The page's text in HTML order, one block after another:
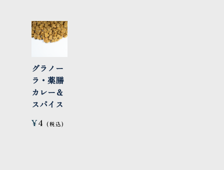
グラノー
ラ・薬膳
カレー＆
スパイス
¥4